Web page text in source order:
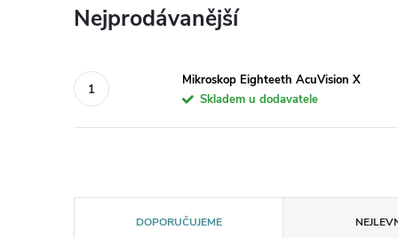
Nejprodávanější
Mikroskop Eighteeth AcuVision X
Skladem u dodavatele
DOPORUČUJEME